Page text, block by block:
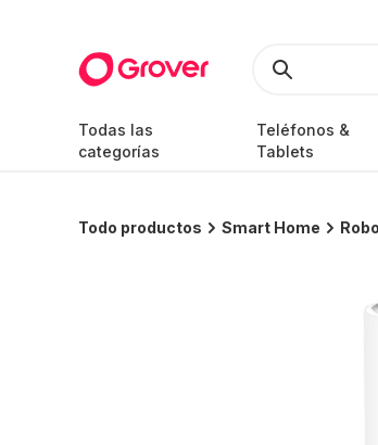
Todas las
categorías
Teléfonos &
Tablets
Todo productos Smart Home